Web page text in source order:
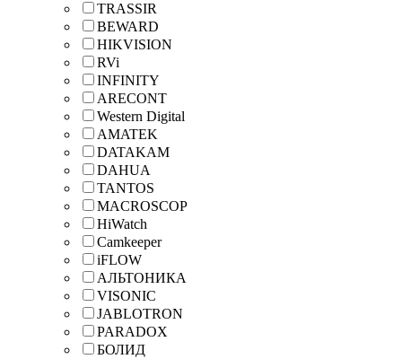
TRASSIR
BEWARD
HIKVISION
RVi
INFINITY
ARECONT
Western Digital
AMATEK
DATAKAM
DAHUA
TANTOS
MACROSCOP
HiWatch
Camkeeper
iFLOW
АЛЬТОНИКА
VISONIC
JABLOTRON
PARADOX
БОЛИД